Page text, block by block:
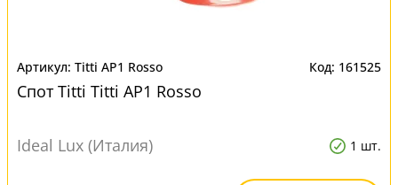
Titti AP1 Rosso 161525
Спот Titti Titti AP1 Rosso
Ideal Lux (Италия) 1 шт.